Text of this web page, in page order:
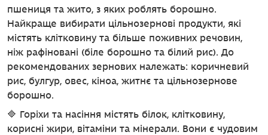
пшениця та жито, з яких роблять борошно.
Найкраще вибирати цільнозернові продукти, які
містять клітковину та більше поживних речовин,
ніж рафіновані (біле борошно та білий рис). До
рекомендованих зернових належать: коричневий
рис, булгур, овес, кіноа, житнє та цільнозернове
борошно.
🔷 Горіхи та насіння містять білок, клітковину,
корисні жири, вітаміни та мінерали. Вони є чудовим